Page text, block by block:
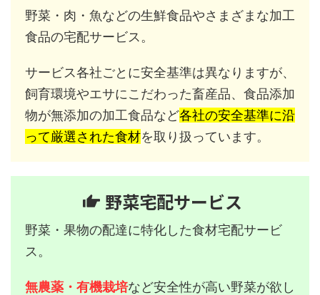
野菜・肉・魚などの生鮮食品やさまざまな加工
食品の宅配サービス。
サービス各社ごとに安全基準は異なりますが、
飼育環境やエサにこだわった畜産品、食品添加
物が無添加の加工食品など各社の安全基準に沿
って厳選された食材を取り扱っています。
野菜宅配サービス
野菜・果物の配達に特化した食材宅配サービ
ス。
無農薬・有機栽培など安全性が高い野菜が欲し